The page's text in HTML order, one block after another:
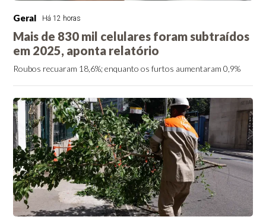
Geral Há 12 horas
Mais de 830 mil celulares foram subtraídos
em 2025, aponta relatório
Roubos recuaram 18,6%; enquanto os furtos aumentaram 0,9%